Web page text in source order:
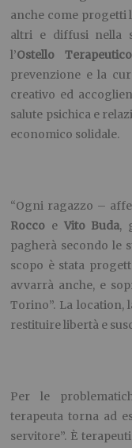
anche come progetti
altri e diffusi nella
l’Ostello
prevenzione e la
creativo ed
salute psichica e
economico solidale.
“Ogni ragazzo –
Rocco e Vito Buda,
pagherà secondo le
scopo è stata
avvarrà anche, e
Torino”. La location,
restituire libertà e
Per le
terapeuta torna ad
servitore”. È